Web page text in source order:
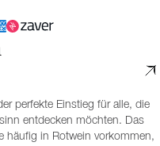
perfekte Einstieg für alle, die
entdecken möchten. Das
häufig in Rotwein vorkommen,